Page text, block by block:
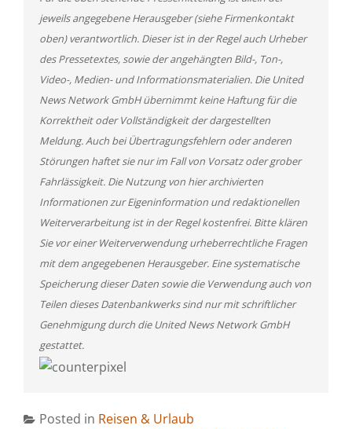
jeweils angegebene Herausgeber (siehe Firmenkontakt
oben) verantwortlich. Dieser ist in der Regel auch Urheber
des Pressetextes, sowie der angehängten Bild-, Ton-,
Video-, Medien- und Informationsmaterialien. Die United
News Network GmbH übernimmt keine Haftung für die
Korrektheit oder Vollständigkeit der dargestellten
Meldung. Auch bei Übertragungsfehlern oder anderen
Störungen haftet sie nur im Fall von Vorsatz oder grober
Fahrlässigkeit. Die Nutzung von hier archivierten
Informationen zur Eigeninformation und redaktionellen
Weiterverarbeitung ist in der Regel kostenfrei. Bitte klären
Sie vor einer Weiterverwendung urheberrechtliche Fragen
mit dem angegebenen Herausgeber. Eine systematische
Speicherung dieser Daten sowie die Verwendung auch von
Teilen dieses Datenbankwerks sind nur mit schriftlicher
Genehmigung durch die United News Network GmbH
gestattet.
Posted in Reisen & Urlaub